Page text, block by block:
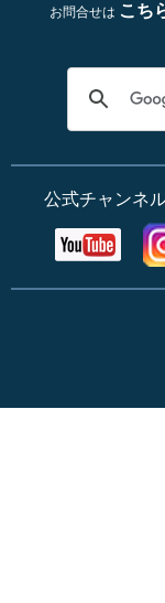
お問合せは こち
公式チャンネ